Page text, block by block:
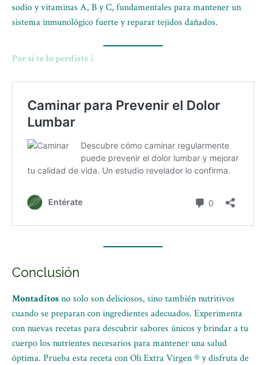
sodio y vitaminas A, B y C, fundamentales para mantener un
sistema inmunológico fuerte y reparar tejidos dañados.
Por sí te lo perdiste ↓
Conclusión
Montaditosno solo son deliciosos, sino también nutritivos
cuando se preparan con ingredientes adecuados. Experimenta
con nuevas recetas para descubrir sabores únicos y brindar a tu
cuerpo los nutrientes necesarios para mantener una salud
óptima. Prueba esta receta con Oli Extra Virgen ® y disfruta de